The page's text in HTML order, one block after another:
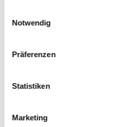
Wir verwenden auf unserer
Cookies, die eine Analyse
ermöglichen. Weiter
Datenschutzerklärung
Notwendig
Präferenzen
Statistiken
Marketing